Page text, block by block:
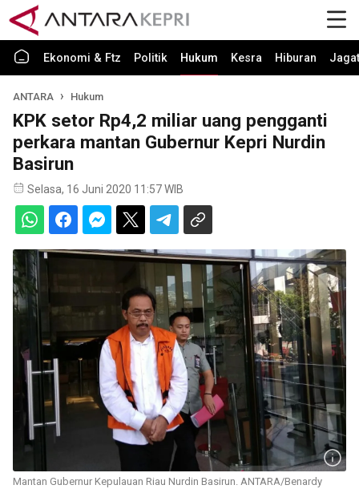
Ekonomi & Ftz Politik Hukum Kesra Hiburan Jagat
ANTARA Hukum
KPK setor Rp4,2 miliar uang pengganti
perkara mantan Gubernur Kepri Nurdin
Basirun
Selasa, 16 Juni 2020 11:57 WIB
Mantan Gubernur Kepulauan Riau Nurdin Basirun. ANTARA/Benardy